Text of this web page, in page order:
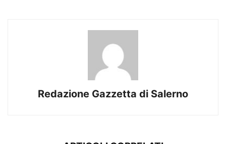
Redazione Gazzetta di Salerno